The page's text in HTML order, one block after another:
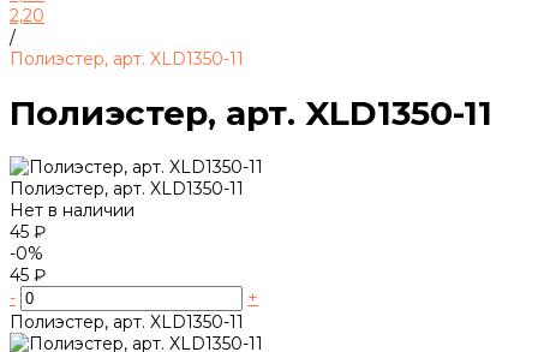
2,20
/
Полиэстер, арт. XLD1350-11
Полиэстер, арт. XLD1350-11
Полиэстер, арт. XLD1350-11
Нет в наличии
45 ₽
-0%
45 ₽
-
+
Полиэстер, арт. XLD1350-11